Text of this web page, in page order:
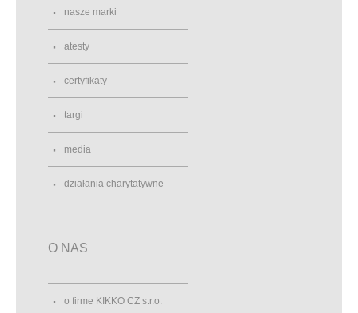
nasze marki
atesty
certyfikaty
targi
media
działania charytatywne
O NAS
o firme KIKKO CZ s.r.o.